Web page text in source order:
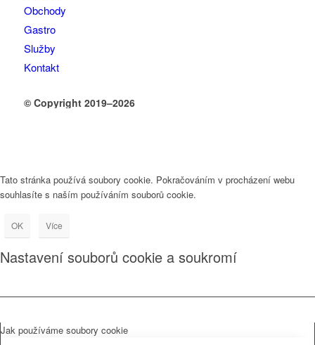
Obchody
Gastro
Služby
Kontakt
© Copyright 2019–2026
Tato stránka používá soubory cookie. Pokračováním v procházení webu
souhlasíte s naším používáním souborů cookie.
OK Více
Nastavení souborů cookie a soukromí
Jak používáme soubory cookie